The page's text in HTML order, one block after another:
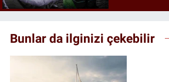
Bunlar da ilginizi çekebilir